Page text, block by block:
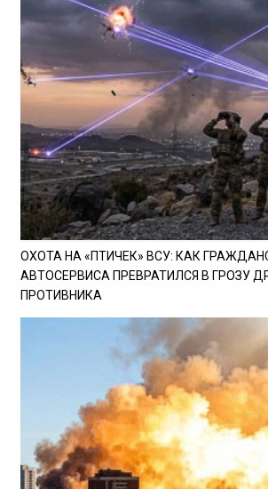
ОХОТА НА «ПТИЧЕК» ВСУ: КАК
АВТОСЕРВИСА ПРЕВРАТИЛСЯ В ГРОЗУ
ПРОТИВНИКА